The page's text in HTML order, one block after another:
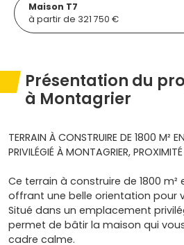
Maison T7
à partir de 321 750 €
Présentation du
à Montagrier
TERRAIN À CONSTRUIRE DE 1800 M²
PRIVILÉGIÉ À MONTAGRIER, PROXIMITÉ
Ce terrain à construire de 1800 m²
offrant une belle orientation pour
Situé dans un emplacement
permet de bâtir la maison qui
cadre calme.